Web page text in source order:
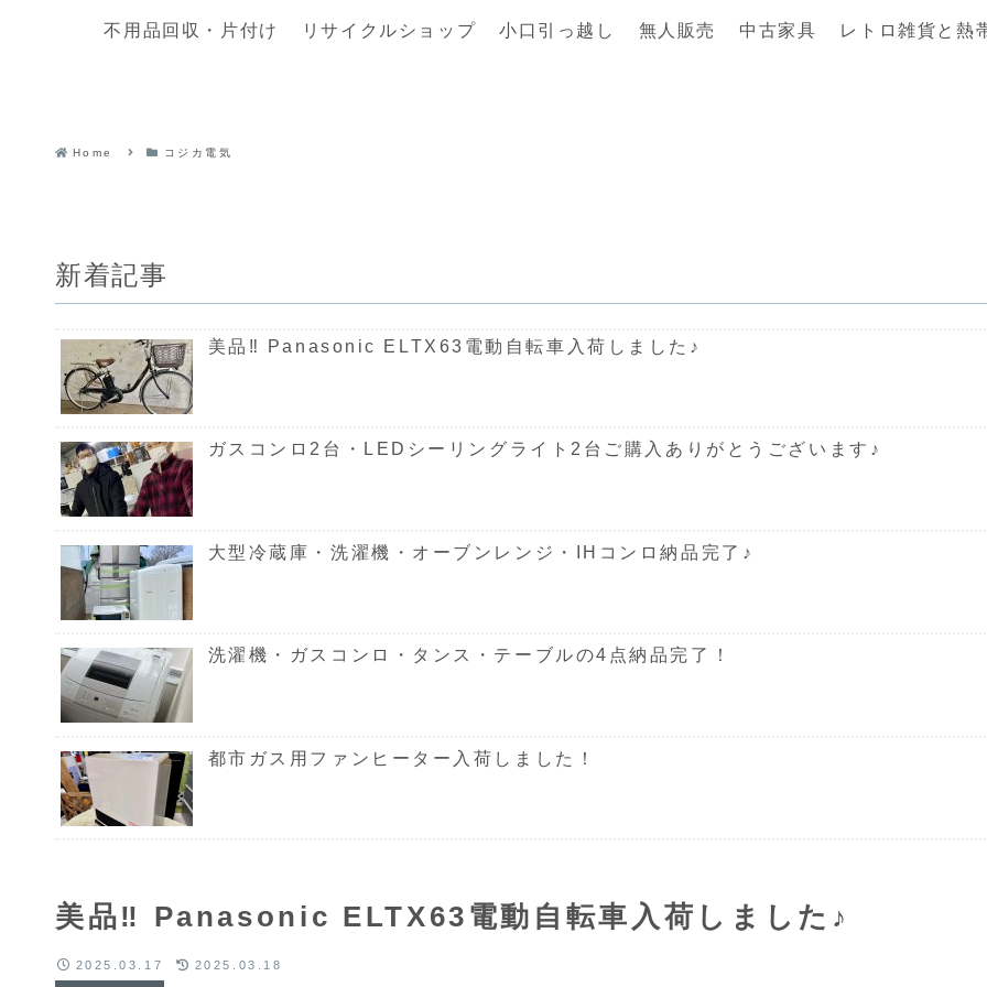
不用品回収・片付け リサイクルショップ 小口引っ越し 無人販売 中古家具 レトロ雑貨と熱
Home コジカ電気
新着記事
美品‼ Panasonic ELTX63電動自転車入荷しました♪
ガスコンロ2台・LEDシーリングライト2台ご購入ありがとうございます♪
大型冷蔵庫・洗濯機・オーブンレンジ・IHコンロ納品完了♪
洗濯機・ガスコンロ・タンス・テーブルの4点納品完了！
都市ガス用ファンヒーター入荷しました！
美品‼ Panasonic ELTX63電動自転車入荷しました♪
2025.03.17 2025.03.18